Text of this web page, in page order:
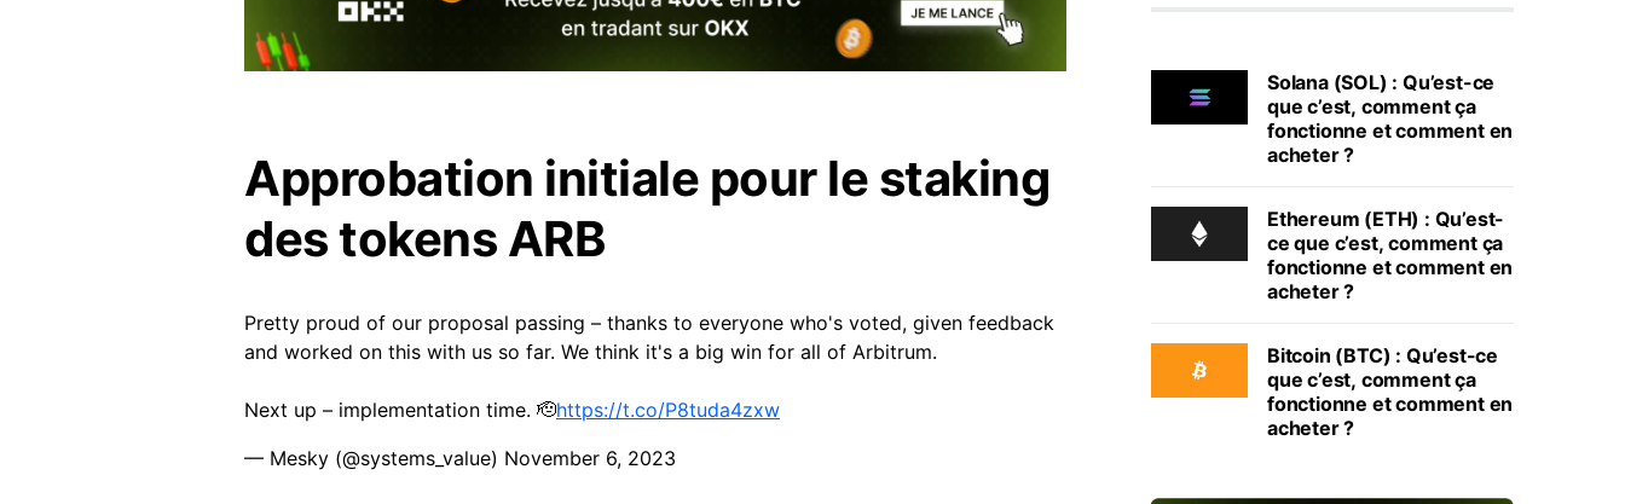
Approbation initiale pour le staking
des tokens ARB
Pretty proud of our proposal passing – thanks to everyone who's voted, given feedback
and worked on this with us so far. We think it's a big win for all of Arbitrum.
Next up – implementation time. 🫡https://t.co/P8tuda4zxw
— Mesky (@systems_value) November 6, 2023
Solana (SOL) : Qu’est-ce
que c’est, comment ça
fonctionne et comment en
acheter ?
Ethereum (ETH) : Qu’est-
ce que c’est, comment ça
fonctionne et comment en
acheter ?
Bitcoin (BTC) : Qu’est-ce
que c’est, comment ça
fonctionne et comment en
acheter ?